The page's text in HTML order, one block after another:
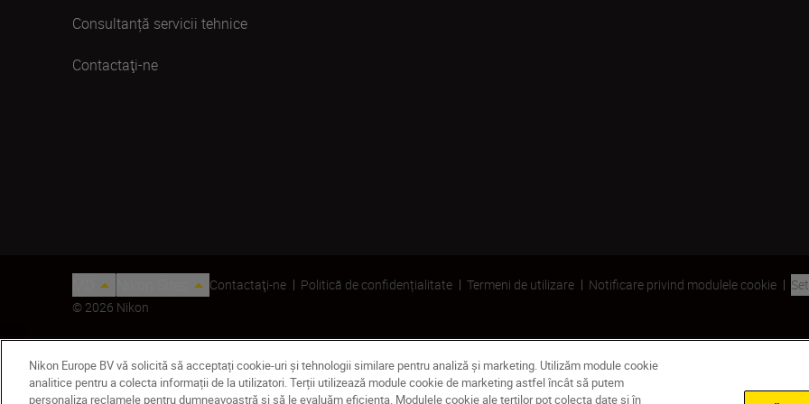
Consultanță servicii tehnice
Contactaţi-ne
Contactaţi-ne Politică de confidențialitate Termeni de utilizare Notificare privind modulele cookie
© 2026 Nikon
Nikon Europe BV vă solicită să acceptați cookie-uri și tehnologii similare pentru analiză și marketing. Utilizăm module cookie
analitice pentru a colecta informații de la utilizatori. Terții utilizează module cookie de marketing astfel încât să putem
personaliza reclamele pentru dumneavoastră și să le evaluăm eficiența. Modulele cookie ale terților pot colecta date și în